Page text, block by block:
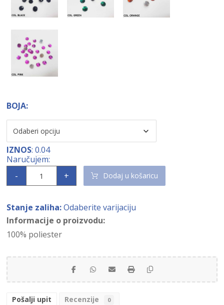
BOJA:
IZNOS:0.04
- + Dodaj u košaricu
Stanje zaliha: Odaberite varijaciju
Informacije o proizvodu:
100% poliester
Pošalji upit Recenzije 0